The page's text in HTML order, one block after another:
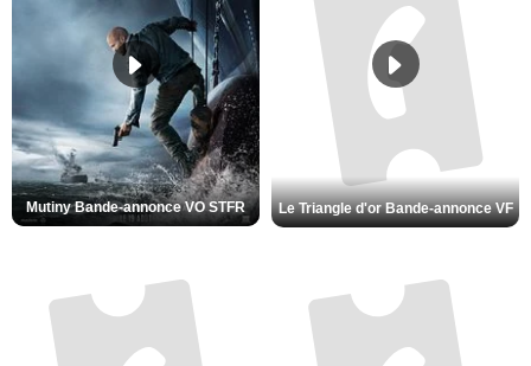
Mutiny Bande-annonce VO STFR Le Triangle d'or Bande-annonce VF